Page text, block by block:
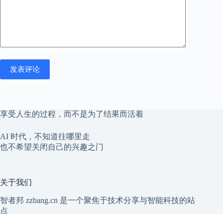
发表评论
享受人生的过程，而不是为了结果而活着
AI 时代，不知道往哪里走
也不希望关闭自己的兴趣之门
关于我们
智者邦 zzbang.cn 是一个聚焦于技术分享与智能科技的站
点